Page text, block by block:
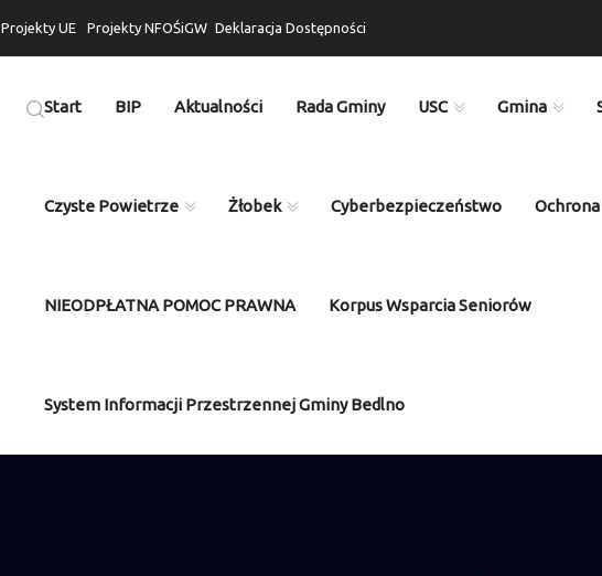
Projekty UE Projekty NFOŚiGW Deklaracja Dostępności
Start BIP Aktualności Rada Gminy USC Gmina
Czyste Powietrze Żłobek Cyberbezpieczeństwo
NIEODPŁATNA POMOC PRAWNA Korpus Wsparcia Seniorów
System Informacji Przestrzennej Gminy Bedlno